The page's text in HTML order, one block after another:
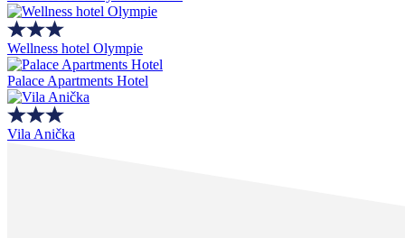
Wellness hotel Olympie
Palace Apartments Hotel
Vila Anička